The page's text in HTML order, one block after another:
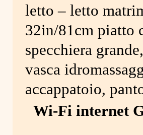
letto – letto
32in/81cm piatto
specchiera
vasca
accappatoio,
Wi-Fi internet